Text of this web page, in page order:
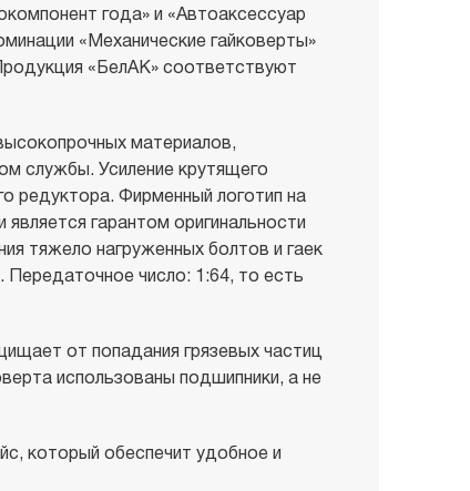
года» и «Автоаксессуар
«Механические гайковерты»
«БелАК» соответствуют
материалов,
службы. Усиление крутящего
редуктора. Фирменный логотип на
гарантом оригинальности
тяжело нагруженных болтов и гаек
Передаточное число: 1:64, то есть
от попадания грязевых частиц
использованы подшипники, а не
который обеспечит удобное и